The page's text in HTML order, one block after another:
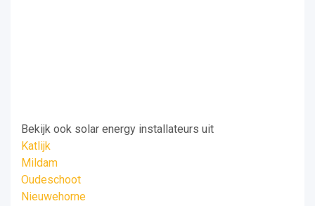
Bekijk ook solar energy installateurs uit
Katlijk
Mildam
Oudeschoot
Nieuwehorne